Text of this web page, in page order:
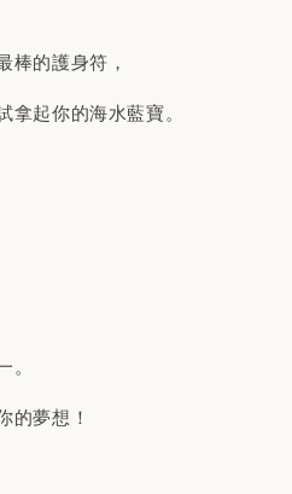
棒的護身符，
拿起你的海水藍寶。
。
的夢想！